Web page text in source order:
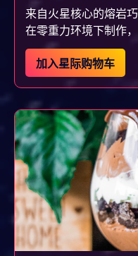
来自火星核心的熔岩
在零重力环境下制作
加入星际购物车